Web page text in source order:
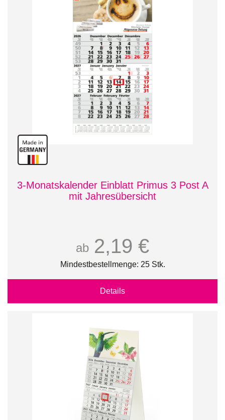
3-Monatskalender Einblatt Primus 3 Post A
mit Jahresübersicht
ab 2,19 €
Mindestbestellmenge: 25 Stk.
Details